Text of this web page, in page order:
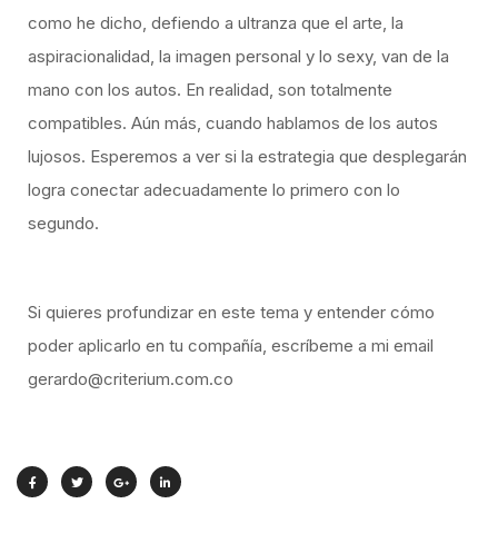
como he dicho, defiendo a ultranza que el arte, la
aspiracionalidad, la imagen personal y lo sexy, van de la
mano con los autos. En realidad, son totalmente
compatibles. Aún más, cuando hablamos de los autos
lujosos. Esperemos a ver si la estrategia que desplegarán
logra conectar adecuadamente lo primero con lo
segundo.
Si quieres profundizar en este tema y entender cómo
poder aplicarlo en tu compañía, escríbeme a mi email
gerardo@criterium.com.co